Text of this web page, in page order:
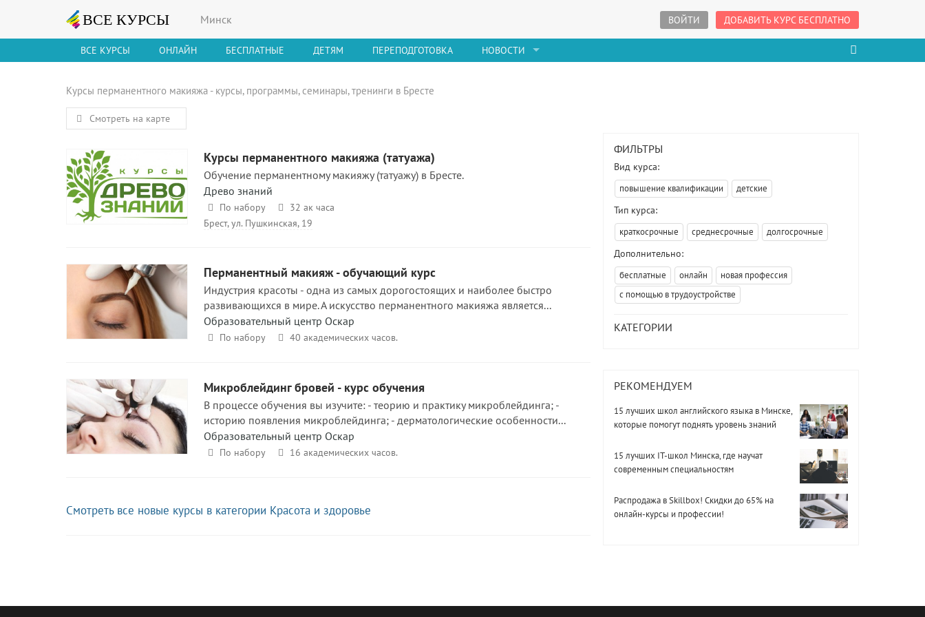
Минск ВОЙТИ ДОБАВИТЬ КУРС БЕСПЛАТНО
ВСЕ КУРСЫ ОНЛАЙН БЕСПЛАТНЫЕ ДЕТЯМ ПЕРЕПОДГОТОВКА НОВОСТИ
Курсы перманентного макияжа - курсы, программы, семинары, тренинги в Бресте
Смотреть на карте
Курсы перманентного макияжа (татуажа)
Обучение перманентному макияжу (татуажу) в Бресте.
Древо знаний
По набору
32 ак часа
Брест, ул. Пушкинская, 19
Перманентный макияж - обучающий курс
Индустрия красоты - одна из самых дорогостоящих и наиболее быстро
развивающихся в мире. А искусство перманентного макияжа является...
Образовательный центр Оскар
По набору 40 академических часов.
Микроблейдинг бровей - курс обучения
В процессе обучения вы изучите: - теорию и практику микроблейдинга; -
историю появления микроблейдинга; - дерматологические особенности...
Образовательный центр Оскар
По набору 16 академических часов.
Смотреть все новые курсы в категории Красота и здоровье
ФИЛЬТРЫ
Вид курса:
повышение квалификации детские
Тип курса:
краткосрочные среднесрочные долгосрочные
Дополнительно:
бесплатные онлайн
новая профессия
с помощью в трудоустройстве
КАТЕГОРИИ
РЕКОМЕНДУЕМ
15 лучших школ английского языка в Минске,
которые помогут поднять уровень знаний
15 лучших IT-школ Минска, где научат
современным специальностям
Распродажа в Skillbox! Скидки до 65% на
онлайн-курсы и профессии!